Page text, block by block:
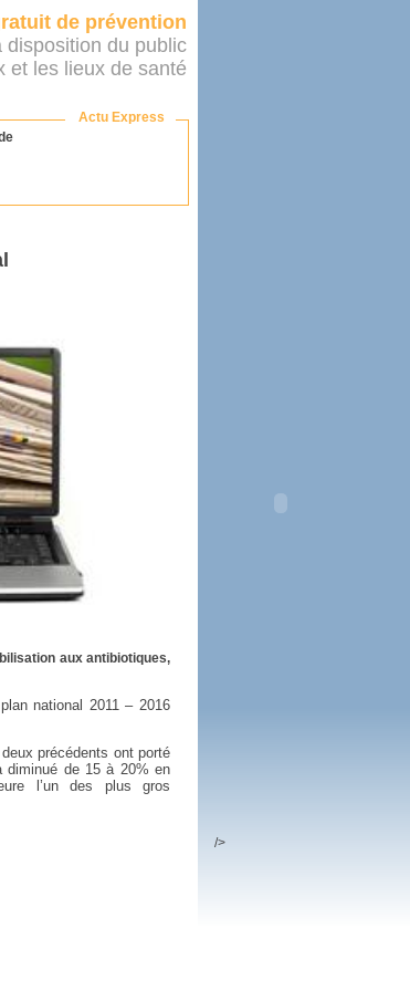
de prévention
disposition du public
et les lieux de santé
Actu Express
aux antibiotiques,
national 2011 – 2016
précédents ont porté
diminué de 15 à 20% en
l’un des plus gros
/>